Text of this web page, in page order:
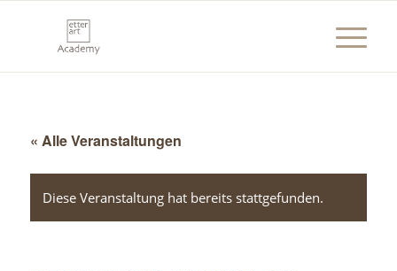
« Alle Veranstaltungen
Diese Veranstaltung hat bereits stattgefunden.